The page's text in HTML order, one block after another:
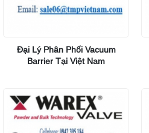
Đại Lý Phân Phối Vacuum
Barrier Tại Việt Nam